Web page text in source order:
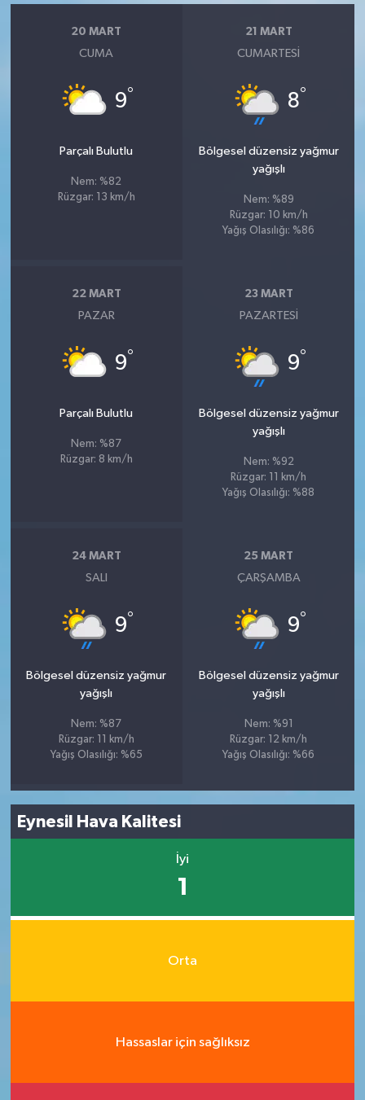
20 MART
CUMA
9°
Parçalı Bulutlu
Nem: %82
Rüzgar: 13 km/h
21 MART
CUMARTESI
8°
Bölgesel düzensiz yağmur
yağışlı
Nem: %89
Rüzgar: 10 km/h
Yağış Olasılığı: %86
22 MART
PAZAR
9°
Parçalı Bulutlu
Nem: %87
Rüzgar: 8 km/h
23 MART
PAZARTESI
9°
Bölgesel düzensiz yağmur
yağışlı
Nem: %92
Rüzgar: 11 km/h
Yağış Olasılığı: %88
24 MART
SALI
9°
Bölgesel düzensiz yağmur
yağışlı
Nem: %87
Rüzgar: 11 km/h
Yağış Olasılığı: %65
25 MART
ÇARŞAMBA
9°
Bölgesel düzensiz yağmur
yağışlı
Nem: %91
Rüzgar: 12 km/h
Yağış Olasılığı: %66
Eynesil Hava Kalitesi
İyi
1
Orta
Hassaslar için sağlıksız